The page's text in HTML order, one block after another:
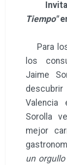
Tiempo"
Para los
los
Jaime
Valencia
Sorolla
mejor
un